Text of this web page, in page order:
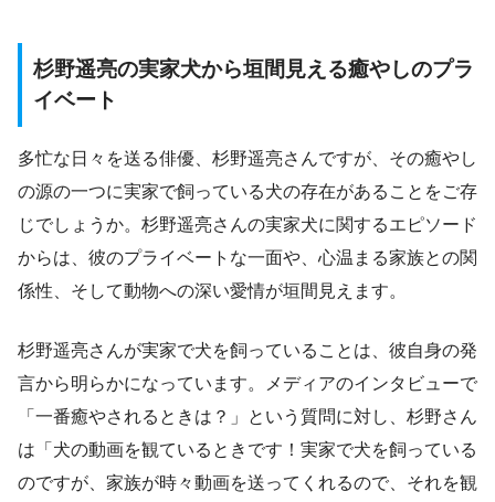
杉野遥亮の実家犬から垣間見える癒やしのプラ
イベート
多忙な日々を送る俳優、杉野遥亮さんですが、その癒やし
の源の一つに実家で飼っている犬の存在があることをご存
じでしょうか。杉野遥亮さんの実家犬に関するエピソード
からは、彼のプライベートな一面や、心温まる家族との関
係性、そして動物への深い愛情が垣間見えます。
杉野遥亮さんが実家で犬を飼っていることは、彼自身の発
言から明らかになっています。メディアのインタビューで
「一番癒やされるときは？」という質問に対し、杉野さん
は「犬の動画を観ているときです！実家で犬を飼っている
のですが、家族が時々動画を送ってくれるので、それを観